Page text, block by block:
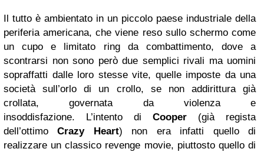
Il tutto è ambientato in un piccolo paese industriale della
periferia americana, che viene reso sullo schermo come
un cupo e limitato ring da combattimento, dove a
scontrarsi non sono però due semplici rivali ma uomini
sopraffatti dalle loro stesse vite, quelle imposte da una
società sull’orlo di un crollo, se non addirittura già
crollata, governata da violenza e
insoddisfazione. L’intento di Cooper (già regista
dell’ottimo Crazy Heart) non era infatti quello di
realizzare un classico revenge movie, piuttosto quello di